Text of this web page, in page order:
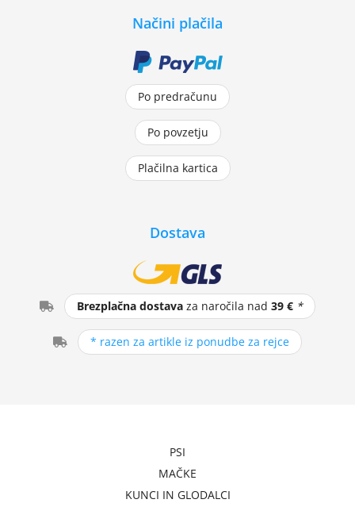
Načini plačila
Po predračunu
Po povzetju
Plačilna kartica
Dostava
Brezplačna dostava za naročila nad39 € *
* razen za artikle iz ponudbe za rejce
PSI
MAČKE
KUNCI IN GLODALCI